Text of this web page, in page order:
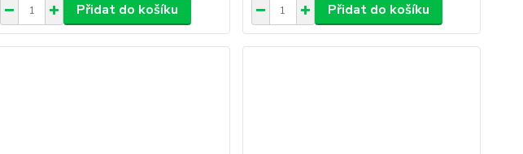
Přidat do košíku Přidat do košíku